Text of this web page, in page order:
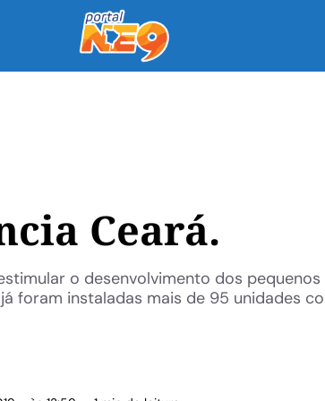
Ceará.
o desenvolvimento dos pequenos
foram instaladas mais de 95 unidades